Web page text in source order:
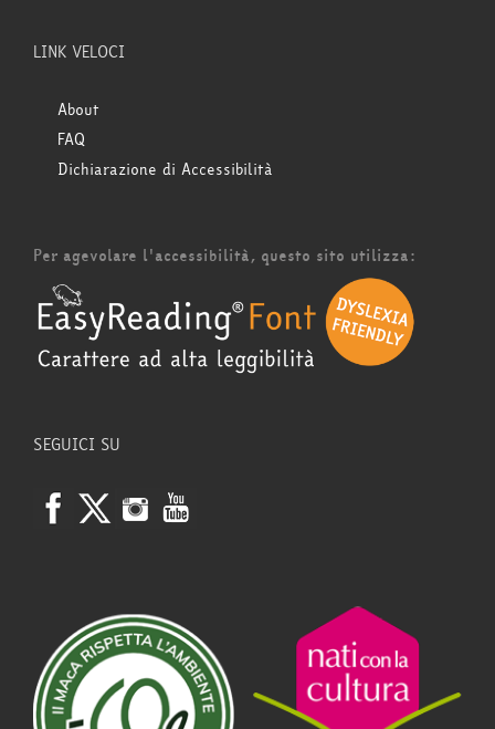
LINK VELOCI
About
FAQ
Dichiarazione di Accessibilità
Per agevolare l'accessibilità, questo sito utilizza:
SEGUICI SU